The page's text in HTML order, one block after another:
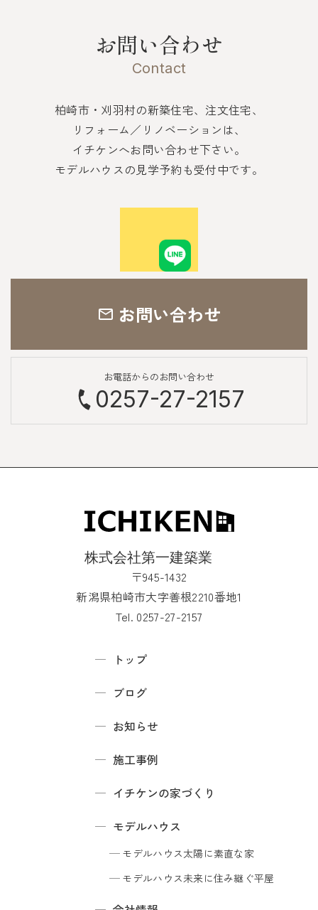
お問い合わせ
Contact
柏崎市・刈羽村の新築住宅、注文住宅、
リフォーム／リノベーションは、
イチケンへお問い合わせ下さい。
モデルハウスの見学予約も受付中です。
お問い合わせ
お電話からのお問い合わせ
0257-27-2157
〒945-1432
新潟県柏崎市大字善根2210番地1
Tel. 0257-27-2157
トップ
ブログ
お知らせ
施工事例
イチケンの家づくり
モデルハウス
モデルハウス太陽に素直な家
モデルハウス未来に住み継ぐ平屋